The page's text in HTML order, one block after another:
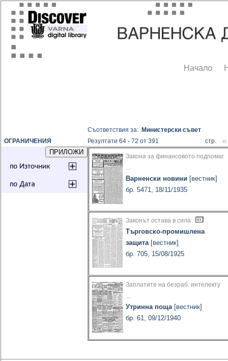
Начало
ОГРАНИЧЕНИЯ
Съответствия за: Министерски съвет
Резултати 64 - 72 от 391
стр.
Закона за финансовото подпомаг
...
Варненски новини [вестник]
бр. 5471, 18/11/1935
Законът остава в сила
Търговско-промишлена
защита[вестник]
бр. 705, 15/08/1925
Заплатите на безраб. интелекту
...
Утринна поща[вестник]
бр. 61, 09/12/1940